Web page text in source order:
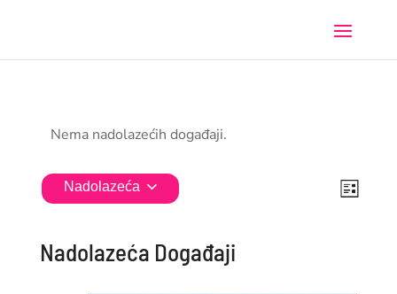
Nema nadolazećih događaji.
Nadolazeća
datum.
Nadolazeća Događaji